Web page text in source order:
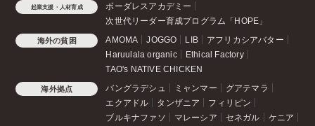
起業支援・人材育成
ボーダレスアカデミー
次世代リーダー育成プログラム「HOPE」
海外の貧困 AMOMA JOGGO LIB
アフリカシアバター
Haruulala organic
Ethical Factory
TAO's NATIVE CHICKEN
海外拠点 バングラデシュ ミャンマー
グアテマラ
エクアドル
タンザニア
フィリピン
ブルキナファソ
マレーシア セネガル
ケニア